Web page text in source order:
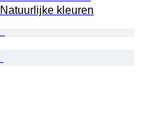
Natuurlijke kleuren